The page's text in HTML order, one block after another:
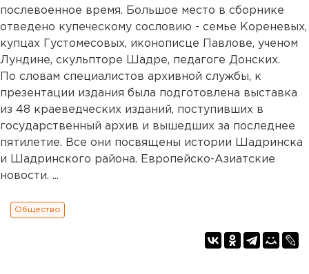
послевоенное время. Большое место в сборнике
отведено купеческому сословию - семье Кореневых,
купцах Густомесовых, иконописце Павлове, ученом
Лундине, скульпторе Шадре, педагоге Донских.
По словам специалистов архивной службы, к
презентации издания была подготовлена выставка
из 48 краеведческих изданий, поступивших в
государственный архив и вышедших за последнее
пятилетие. Все они посвящены истории Шадринска
и Шадринского района. Европейско-Азиатские
новости. ...
Общество